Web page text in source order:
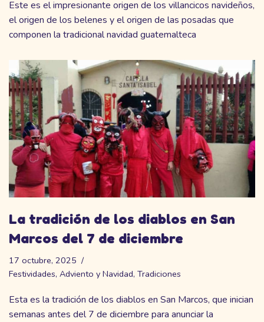
Este es el impresionante origen de los villancicos navideños,
el origen de los belenes y el origen de las posadas que
componen la tradicional navidad guatemalteca
La tradición de los diablos en San
Marcos del 7 de diciembre
17 octubre, 2025
Festividades, Adviento y Navidad, Tradiciones
Esta es la tradición de los diablos en San Marcos, que inician
semanas antes del 7 de diciembre para anunciar la